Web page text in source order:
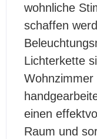
wohnliche
schaffen
Lichterkette
einen
Raum und